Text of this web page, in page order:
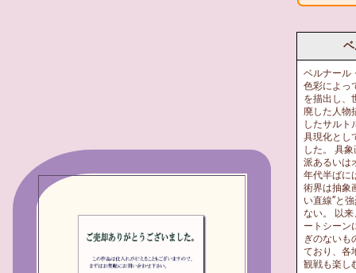
ベルナール
色彩によっ
を描出し、
廃した人物
したサルト
具現化とし
した。 具
派あるいは
年代半ばに
術界は抽象
い直線”と
ない。 以
ートシーン
ぎのないも
ており、各
観戦も楽し